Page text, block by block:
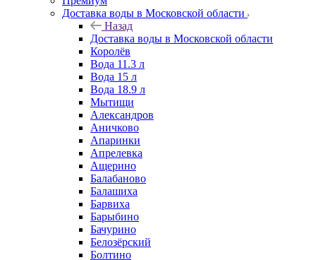
Доставка воды в Московской области
Назад
Доставка воды в Московской области
Королёв
Вода 11.3 л
Вода 15 л
Вода 18.9 л
Мытищи
Александров
Аничково
Апаринки
Апрелевка
Ащерино
Балабаново
Балашиха
Барвиха
Барыбино
Бачурино
Белозёрский
Болтино